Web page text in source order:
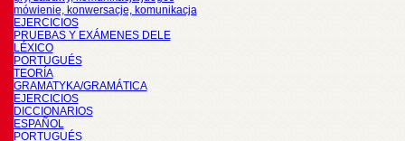
mówienie, konwersacje, komunikacja
EJERCICIOS
PRUEBAS Y EXÁMENES DELE
LÉXICO
PORTUGUÉS
TEORÍA
GRAMATYKA/GRAMÁTICA
EJERCICIOS
DICCIONARIOS
ESPAÑOL
PORTUGUÉS